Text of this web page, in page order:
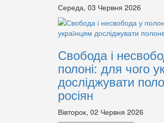
Середа, 03 Червня 2026
Свобода і
полоні: для чого
досліджувати
росіян
Вівторок, 02 Червня 2026